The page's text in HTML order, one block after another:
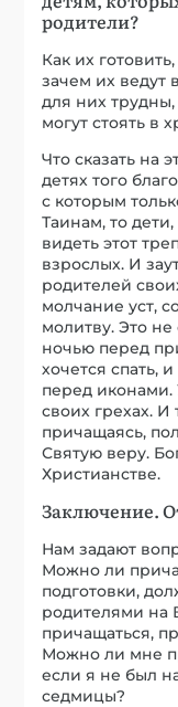
родители?
Как их
зачем их ведут
для них
могут стоять в
Что сказать на
детях того
с которым
Таинам, то
видеть этот
взрослых. И
родителей
молчание уст,
молитву. Это
ночью перед
хочется спать,
перед иконами.
своих грехах. И
причащаясь,
Святую веру.
Христианстве.
Заключение.
Нам задают
Можно ли
подготовки,
родителями
причащаться,
Можно ли мне
если я не был
седмицы?